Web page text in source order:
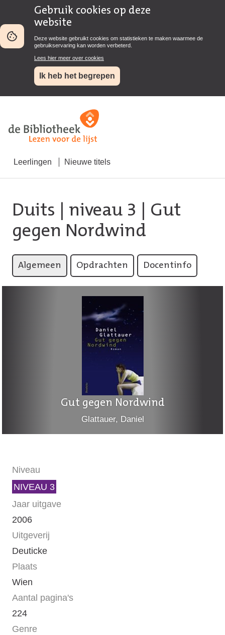
Gebruik cookies op deze
website
Deze website gebruikt cookies om statistieken te maken waarmee de
gebruikservaring kan worden verbeterd.
Lees hier meer over cookies
Ik heb het begrepen
Leerlingen Nieuwe titels
Duits niveau 3 | Gut
gegen Nordwind
Algemeen Opdrachten Docentinfo
Gut gegen Nordwind
Glattauer, Daniel
Niveau
NIVEAU 3
Jaar uitgave
2006
Uitgeverij
Deuticke
Plaats
Wien
Aantal pagina's
224
Genre